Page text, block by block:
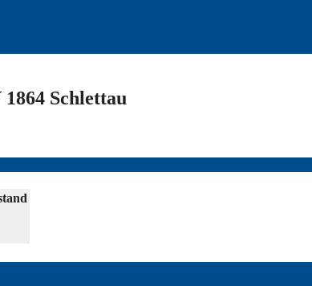
Schlettau